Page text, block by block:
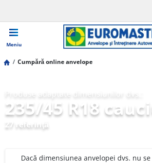
Meniu
Cumpără online anvelope
235/45 R18
27 referinţă
Dacă dimensiunea anvelopei dvs. nu